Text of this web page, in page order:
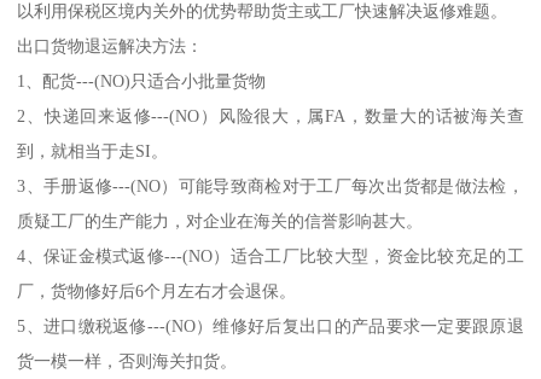
以利用保税区境内关外的优势帮助货主或工厂快速解决返修难题。
出口货物退运解决方法：
1、配货---(NO)只适合小批量货物
2、快递回来返修---(NO）风险很大，属FA，数量大的话被海关查
到，就相当于走SI。
3、手册返修---(NO）可能导致商检对于工厂每次出货都是做法检，
质疑工厂的生产能力，对企业在海关的信誉影响甚大。
4、保证金模式返修---(NO）适合工厂比较大型，资金比较充足的工
厂，货物修好后6个月左右才会退保。
5、进口缴税返修---(NO）维修好后复出口的产品要求一定要跟原退
货一模一样，否则海关扣货。